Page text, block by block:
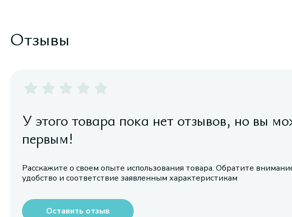
Отзывы
У этого товара пока нет отзывов, но вы
первым!
Расскажите о своем опыте использования товара. Обратите
удобство и соответствие заявленным характеристикам
Оставить отзыв